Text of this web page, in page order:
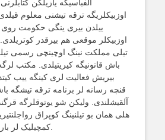
الفباسیگه یازیلگن
اوزبیکلریگه ترقه تیشنی معلوم
ییلدن بیری ینگی حکومت روی
اوزبیکلر موقعی هم بیرقدر
تیلی مملکت نینگ اوچینچی رسمی
باش قانونیگه کیریتیلدی. مکتب
بیریش فعالیت لری کینگه ییب
قنچه رسانه لر برنامه ترقه تیشگه
آلقیشلندی. ولیکن شو یوتوقلرگه
هلی همان بو تیلنینگ کوپراق